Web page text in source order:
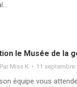
le Musée de la
Par Miss K 11 septembre
équipe vous